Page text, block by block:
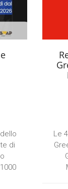
di
Le